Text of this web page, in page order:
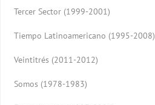
Tercer Sector (1999-2001)
Tiempo Latinoamericano (1995-2008)
Veintitrés (2011-2012)
Somos (1978-1983)